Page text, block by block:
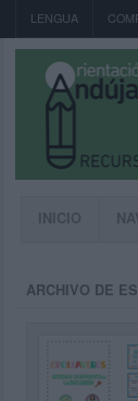
LENGUA
INICIO
ARCHIVO DE